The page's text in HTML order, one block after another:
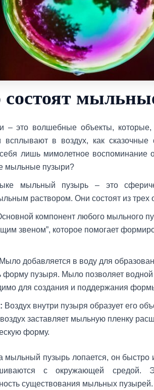
состоят
– это волшебные объекты, которые,
всплывают в воздух, как
лишь мимолетное воспоминание
мыльные пузыри?
мыльный пузырь – это
раствором. Они состоят из трех
компонент любого мыльного
звеном”, которое помогает
Мыло добавляется в воду для
форму пузыря. Мыло позволяет водной
для создания и поддержания
Воздух внутри пузыря образует его
заставляет мыльную пленку
форму.
мыльный пузырь лопается, он быстро
с окружающей средой.
существования мыльных пузырей.